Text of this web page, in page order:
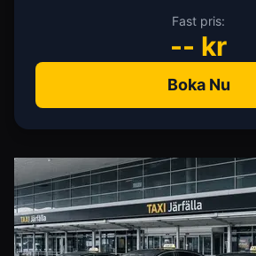
Fast pris:
-- kr
Boka Nu